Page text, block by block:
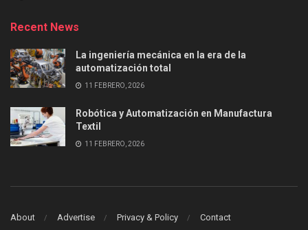
Recent News
La ingeniería mecánica en la era de la
automatización total
11 FEBRERO, 2026
Robótica y Automatización en Manufactura
Textil
11 FEBRERO, 2026
About Advertise Privacy & Policy Contact